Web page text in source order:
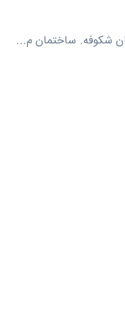
شکوفه. ساختمان م...